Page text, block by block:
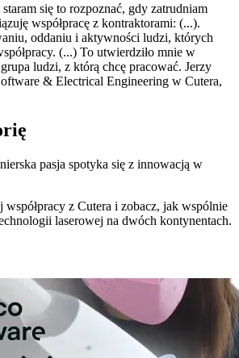
się to rozpoznać, gdy zatrudniam
współpracę z kontraktorami: (...).
oddaniu i aktywności ludzi, których
(...) To utwierdziło mnie w
ludzi, z którą chcę pracować. Jerzy
& Electrical Engineering w Cutera,
pasja spotyka się z innowacją w
współpracy z Cutera i zobacz, jak wspólnie
laserowej na dwóch kontynentach.